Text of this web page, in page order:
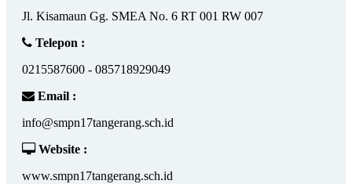
Jl. Kisamaun Gg. SMEA No. 6 RT 001 RW 007
Telepon :
0215587600 - 085718929049
Email :
info@smpn17tangerang.sch.id
Website :
www.smpn17tangerang.sch.id